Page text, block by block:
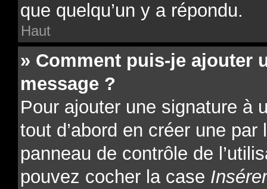
que quelqu’un y a répondu.
Haut
» Comment puis-je ajouter
message ?
Pour ajouter une signature à
tout d’abord en créer une par
panneau de contrôle de
pouvez cocher la case